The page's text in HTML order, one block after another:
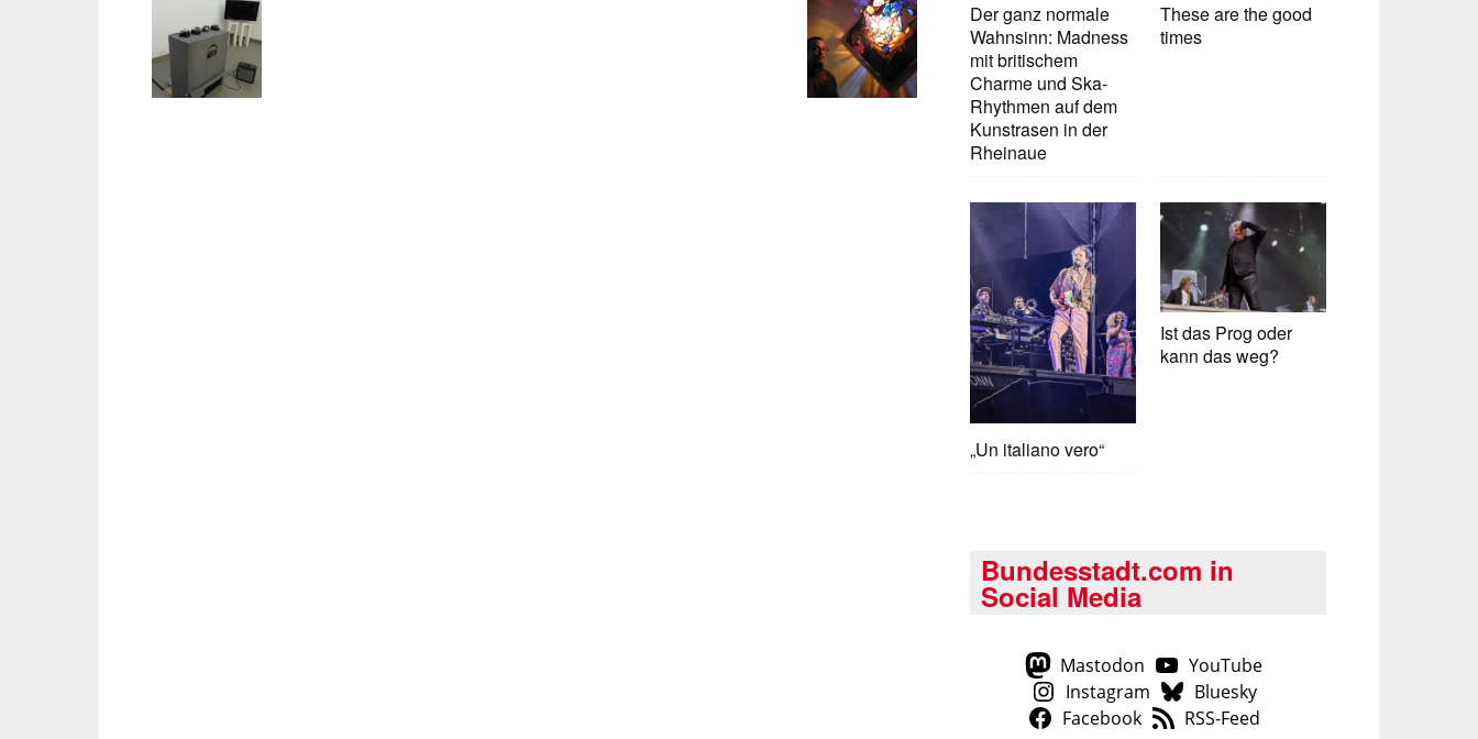
Der ganz normale
Wahnsinn: Madness
mit britischem
Charme und Ska-
Rhythmen auf dem
Kunstrasen in der
Rheinaue
These are the good
times
„Un italiano vero“
Ist das Prog oder
kann das weg?
Bundesstadt.com in
Social Media
Mastodon
YouTube
Instagram
Bluesky
Facebook
RSS-Feed